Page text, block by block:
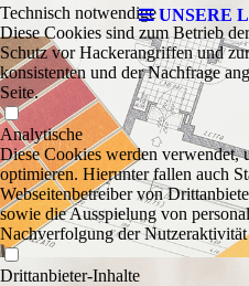
UNSERE
Technisch notwendige
Diese Cookies sind zum Betrieb
Schutz vor Hackerangriffen und
konsistenten und der Nachfrage
Seite.
Analytische
Diese Cookies werden verwendet,
optimieren. Hierunter fallen auch
Webseitenbetreiber von
sowie die Ausspielung von
Nachverfolgung der Nutzeraktivität
Drittanbieter-Inhalte